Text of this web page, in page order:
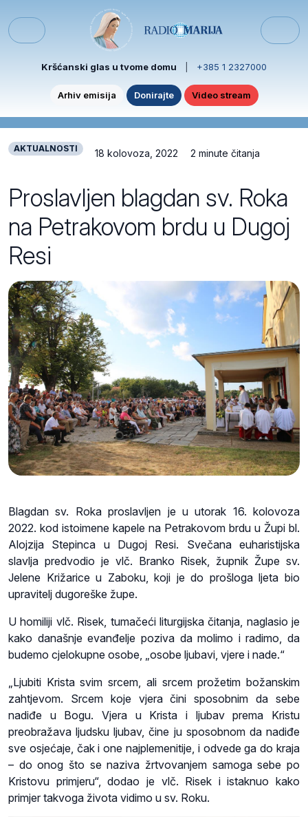
Menu
Kršćanski glas u tvome domu +385 1 2327000
Arhiv emisija Donirajte Video stream
AKTUALNOSTI 18 kolovoza, 2022 2 minute čitanja
Proslavljen blagdan sv. Roka
na Petrakovom brdu u Dugoj
Resi
Blagdan sv. Roka proslavljen je u utorak 16. kolovoza
2022. kod istoimene kapele na Petrakovom brdu u Župi bl.
Alojzija Stepinca u Dugoj Resi. Svečana euharistijska
slavlja predvodio je vlč. Branko Risek, župnik Župe sv.
Jelene Križarice u Zaboku, koji je do prošloga ljeta bio
upravitelj dugoreške župe.
U homiliji vlč. Risek, tumačeći liturgijska čitanja, naglasio je
kako današnje evanđelje poziva da molimo i radimo, da
budemo cjelokupne osobe, „osobe ljubavi, vjere i nade.“
„Ljubiti Krista svim srcem, ali srcem prožetim božanskim
zahtjevom. Srcem koje vjera čini sposobnim da sebe
nadiđe u Bogu. Vjera u Krista i ljubav prema Kristu
preobražava ljudsku ljubav, čine ju sposobnom da nadiđe
sve osjećaje, čak i one najplemenitije, i odvede ga do kraja
– do onog što se naziva žrtvovanjem samoga sebe po
Kristovu primjeru“, dodao je vlč. Risek i istaknuo kako
primjer takvoga života vidimo u sv. Roku.